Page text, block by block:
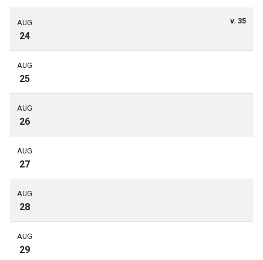
AUG
24
v. 35
AUG
25
AUG
26
AUG
27
AUG
28
AUG
29